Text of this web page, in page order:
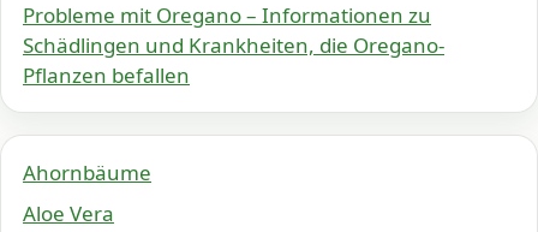
Probleme mit Oregano – Informationen zu
Schädlingen und Krankheiten, die Oregano-
Pflanzen befallen
Ahornbäume
Aloe Vera